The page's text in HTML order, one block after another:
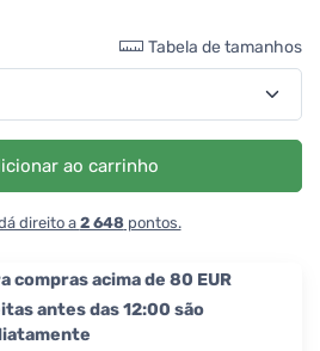
Tabela de tamanhos
ao carrinho
direito a 2 648pontos.
compras acima de 80 EUR
antes das 12:00 são